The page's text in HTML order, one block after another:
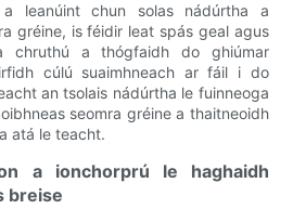
leanúint chun solas nádúrtha a
gréine, is féidir leat spás geal agus
chruthú a thógfaidh do ghiúmar
cúlú suaimhneach ar fáil i do
an tsolais nádúrtha le fuinneoga
seomra gréine a thaitneoidh
atá le teacht.
a ionchorprú le haghaidh
breise